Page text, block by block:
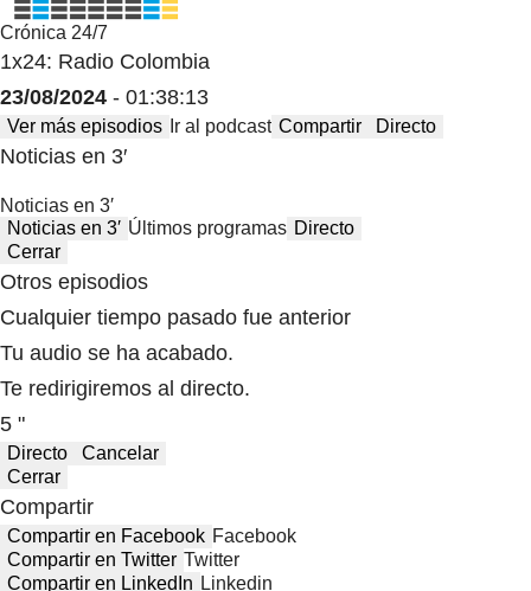
Crónica 24/7
1x24: Radio Colombia
23/08/2024 - 01:38:13
Ver más episodios Ir al podcast Compartir Directo
Noticias en 3′
Noticias en 3′
Noticias en 3′ Últimos programas Directo
Cerrar
Otros episodios
Cualquier tiempo pasado fue anterior
Tu audio se ha acabado.
Te redirigiremos al directo.
5 "
Directo
Cancelar
Cerrar
Compartir
Compartir en Facebook Facebook
Compartir en Twitter Twitter
Compartir en LinkedIn Linkedin